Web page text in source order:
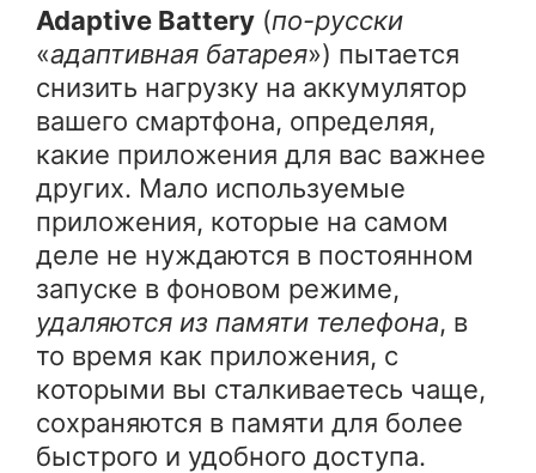
Adaptive Battery (по-русски
«адаптивная батарея») пытается
снизить нагрузку на аккумулятор
вашего смартфона, определяя,
какие приложения для вас важнее
других. Мало используемые
приложения, которые на самом
деле не нуждаются в постоянном
запуске в фоновом режиме,
удаляются из памяти телефона, в
то время как приложения, с
которыми вы сталкиваетесь чаще,
сохраняются в памяти для более
быстрого и удобного доступа.